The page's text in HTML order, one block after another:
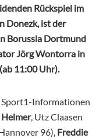
Rückspiel im
Donezk, ist der
Borussia Dortmund
Jörg Wontorra in
11:00 Uhr).
Informationen
, Utz Claasen
96), Freddie